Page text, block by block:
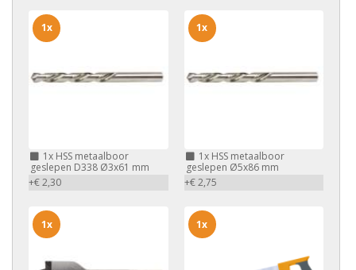
1x HSS metaalboor
geslepen D338 Ø3x61 mm
+€ 2,30
1x
1xHSS metaalboor
geslepen Ø5x86 mm
+€ 2,75
1x
1x 1x